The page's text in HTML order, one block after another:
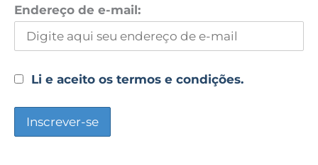
Endereço de e-mail:
Li e aceito os termos e condições.